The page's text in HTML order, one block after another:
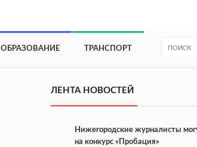
ОБРАЗОВАНИЕ ТРАНСПОРТ
ЛЕНТА НОВОСТЕЙ
Нижегородские журналисты
на конкурс «Пробация»